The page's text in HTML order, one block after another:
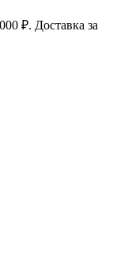
₽. Доставка за